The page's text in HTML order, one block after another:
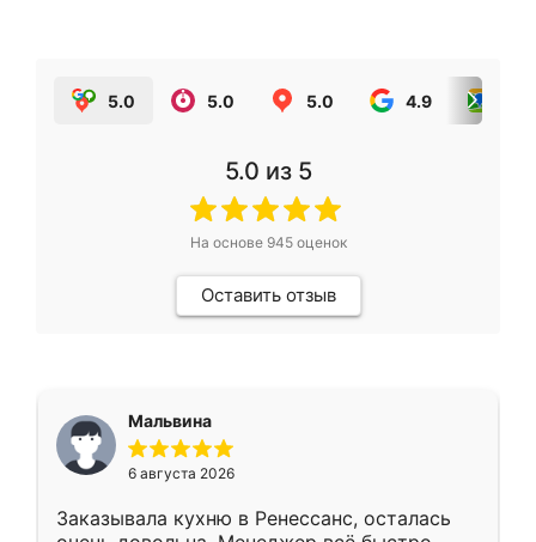
5.0 5.0 5.0 4.9
5.0 из 5
На основе 945оценок
Оставить отзыв
Мальвина
6 августа 2026
Заказывала кухню в Ренессанс, осталась